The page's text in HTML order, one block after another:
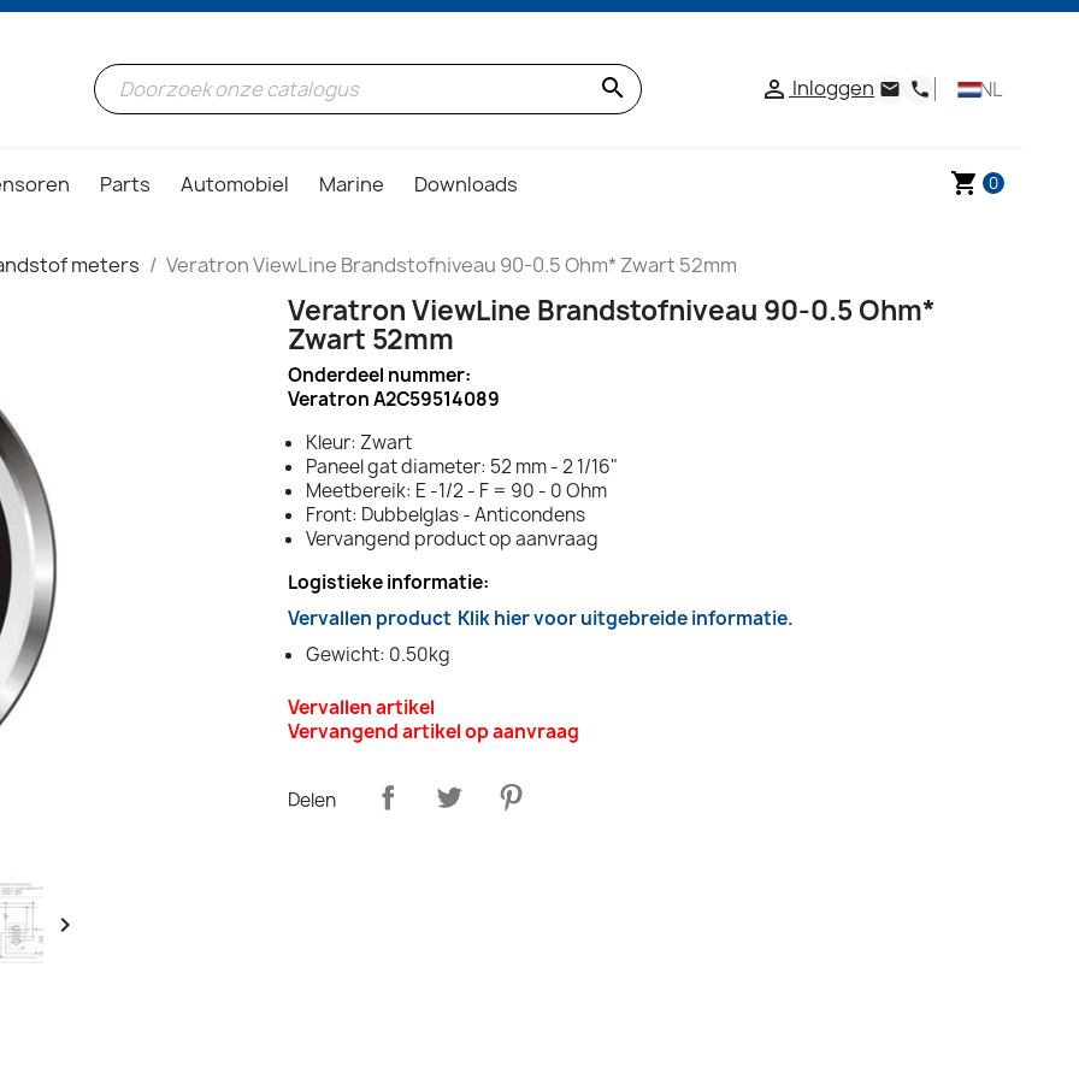
search  Inloggen email phone NL
Parts Automobiel Marine Downloads shopping_cart 0
meters Veratron ViewLine Brandstofniveau 90-0.5 Ohm* Zwart 52mm

Veratron ViewLine Brandstofniveau 90-0.5 Ohm*
Zwart 52mm
Onderdeel nummer:
Veratron A2C59514089
Kleur: Zwart
Paneel gat diameter: 52 mm - 2 1/16"
Meetbereik: E -1/2 - F = 90 - 0 Ohm
Front: Dubbelglas - Anticondens
Vervangend product op aanvraag
Logistieke informatie:
Vervallen product Klik hier voor uitgebreide informatie.
Gewicht: 0.50kg
Vervallen artikel
Vervangend artikel op aanvraag
Delen